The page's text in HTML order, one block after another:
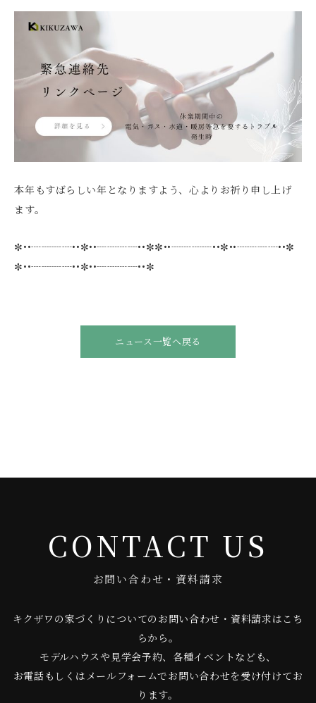
本年もすばらしい年となりますよう、心よりお祈り申し上げ
ます。
✼••┈┈┈┈••✼••┈┈┈┈••✼✼••┈┈┈┈••✼••┈┈┈┈••✼
✼••┈┈┈┈••✼••┈┈┈┈••✼
ニュース一覧へ戻る
CONTACT US
お問い合わせ・資料請求
キクザワの家づくりについてのお問い合わせ・資料請求はこち
らから。
モデルハウスや見学会予約、各種イベントなども、
お電話もしくはメールフォームでお問い合わせを受け付けてお
ります。